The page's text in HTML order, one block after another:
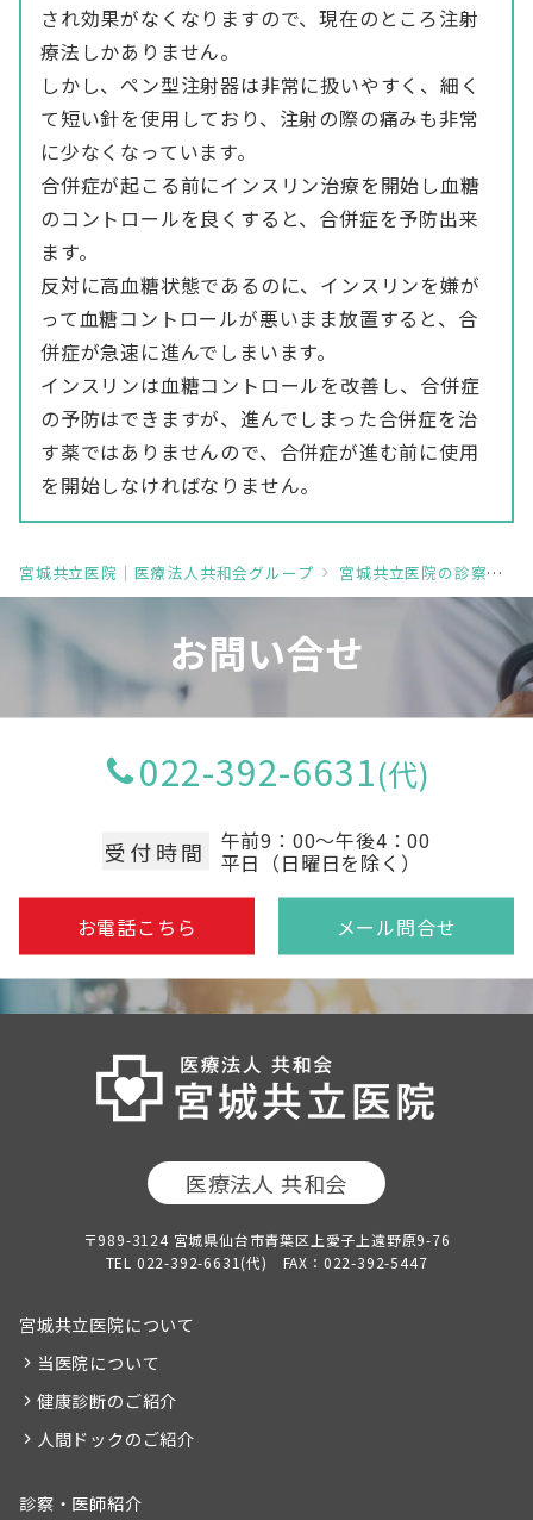
され効果がなくなりますので、現在のところ注射
療法しかありません。
しかし、ペン型注射器は非常に扱いやすく、細く
て短い針を使用しており、注射の際の痛みも非常
に少なくなっています。
合併症が起こる前にインスリン治療を開始し血糖
のコントロールを良くすると、合併症を予防出来
ます。
反対に高血糖状態であるのに、インスリンを嫌が
って血糖コントロールが悪いまま放置すると、合
併症が急速に進んでしまいます。
インスリンは血糖コントロールを改善し、合併症
の予防はできますが、進んでしまった合併症を治
す薬ではありませんので、合併症が進む前に使用
を開始しなければなりません。
宮城共立医院｜医療法人共和会グループ 宮城共立医院の診察・検査内容
お問い合せ
022-392-6631
受付時間 午前9：00～午後4：00
平日（日曜日を除く）
お電話こちら メール問合せ
医療法人 共和会
〒989-3124 宮城県仙台市青葉区上愛子上遠野原9-76
TEL 022-392-6631(代) FAX：022-392-5447
宮城共立医院について
当医院について
健康診断のご紹介
人間ドックのご紹介
診察・医師紹介